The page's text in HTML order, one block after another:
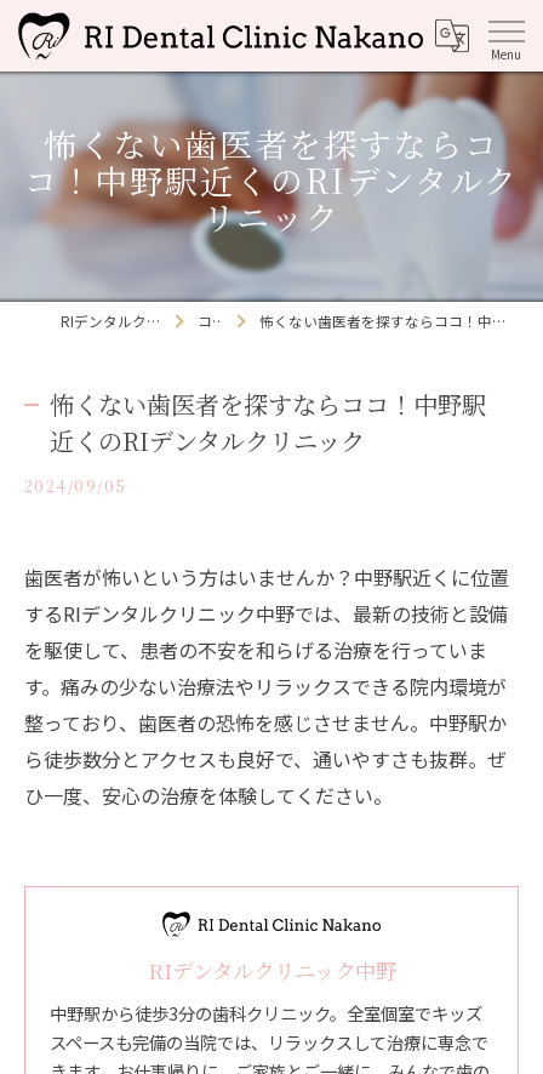
怖くない歯医者を探すならコ
コ！中野駅近くのRIデンタルク
リニック
RIデンタルクリニック中野 コラム 怖くない歯医者を探すならココ！中野駅近くのRIデンタルクリニック
怖くない歯医者を探すならココ！中野駅
近くのRIデンタルクリニック
2024/09/05
歯医者が怖いという方はいませんか？中野駅近くに位置
するRIデンタルクリニック中野では、最新の技術と設備
を駆使して、患者の不安を和らげる治療を行っていま
す。痛みの少ない治療法やリラックスできる院内環境が
整っており、歯医者の恐怖を感じさせません。中野駅か
ら徒歩数分とアクセスも良好で、通いやすさも抜群。ぜ
ひ一度、安心の治療を体験してください。
RIデンタルクリニック中野
中野駅から徒歩3分の歯科クリニック。全室個室でキッズ
スペースも完備の当院では、リラックスして治療に専念で